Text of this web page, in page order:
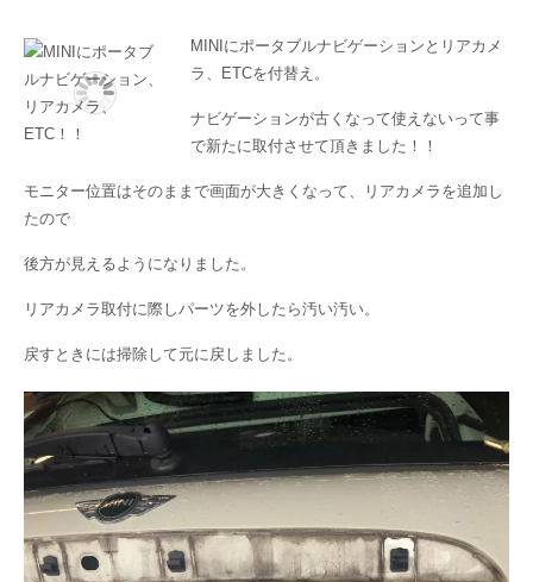
MINIにポータブルナビゲーションとリアカメ
ラ、ETCを付替え。
ナビゲーションが古くなって使えないって事
で新たに取付させて頂きました！！
モニター位置はそのままで画面が大きくなって、リアカメラを追加し
たので
後方が見えるようになりました。
リアカメラ取付に際しパーツを外したら汚い汚い。
戻すときには掃除して元に戻しました。